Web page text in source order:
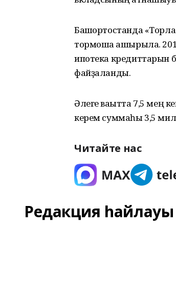
Башҡортостанда
тормошҡа ашырыла.
ипотека кредиттарын
файҙаланды.
Әлеге ваҡытта 7,5 мең
керем суммаһы 3,5
Читайте нас
Редакция һайлауы